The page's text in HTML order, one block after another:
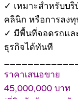
✓ เหมาะสำหรับบ
คลินิก หรือการลง
✓ มีพื้นที่จอดรถแล
ธุรกิจได้ทันที
ราคาเสนอขาย
45,000,000 บาท